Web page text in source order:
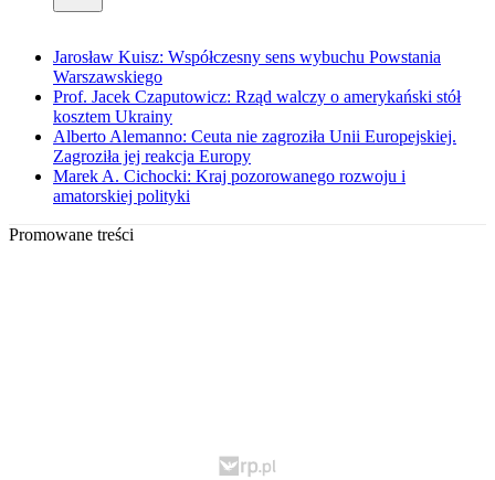
Jarosław Kuisz: Współczesny sens wybuchu Powstania
Warszawskiego
Prof. Jacek Czaputowicz: Rząd walczy o amerykański stół
kosztem Ukrainy
Alberto Alemanno: Ceuta nie zagroziła Unii Europejskiej.
Zagroziła jej reakcja Europy
Marek A. Cichocki: Kraj pozorowanego rozwoju i
amatorskiej polityki
Promowane treści